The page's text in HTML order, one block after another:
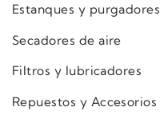
Estanques y purgadores
Secadores de aire
Filtros y lubricadores
Repuestos y Accesorios